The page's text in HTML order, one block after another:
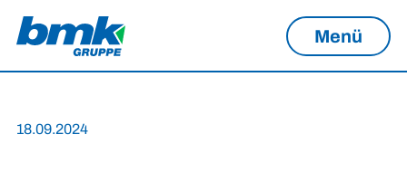
Menü
18.09.2024